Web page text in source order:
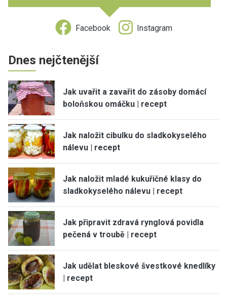
Facebook Instagram
Dnes nejčtenější
Jak uvařit a zavařit do zásoby domácí
boloňskou omáčku | recept
Jak naložit cibulku do sladkokyselého
nálevu | recept
Jak naložit mladé kukuřičné klasy do
sladkokyselého nálevu | recept
Jak připravit zdravá rynglová povidla
pečená v troubě | recept
Jak udělat bleskové švestkové knedlíky
| recept